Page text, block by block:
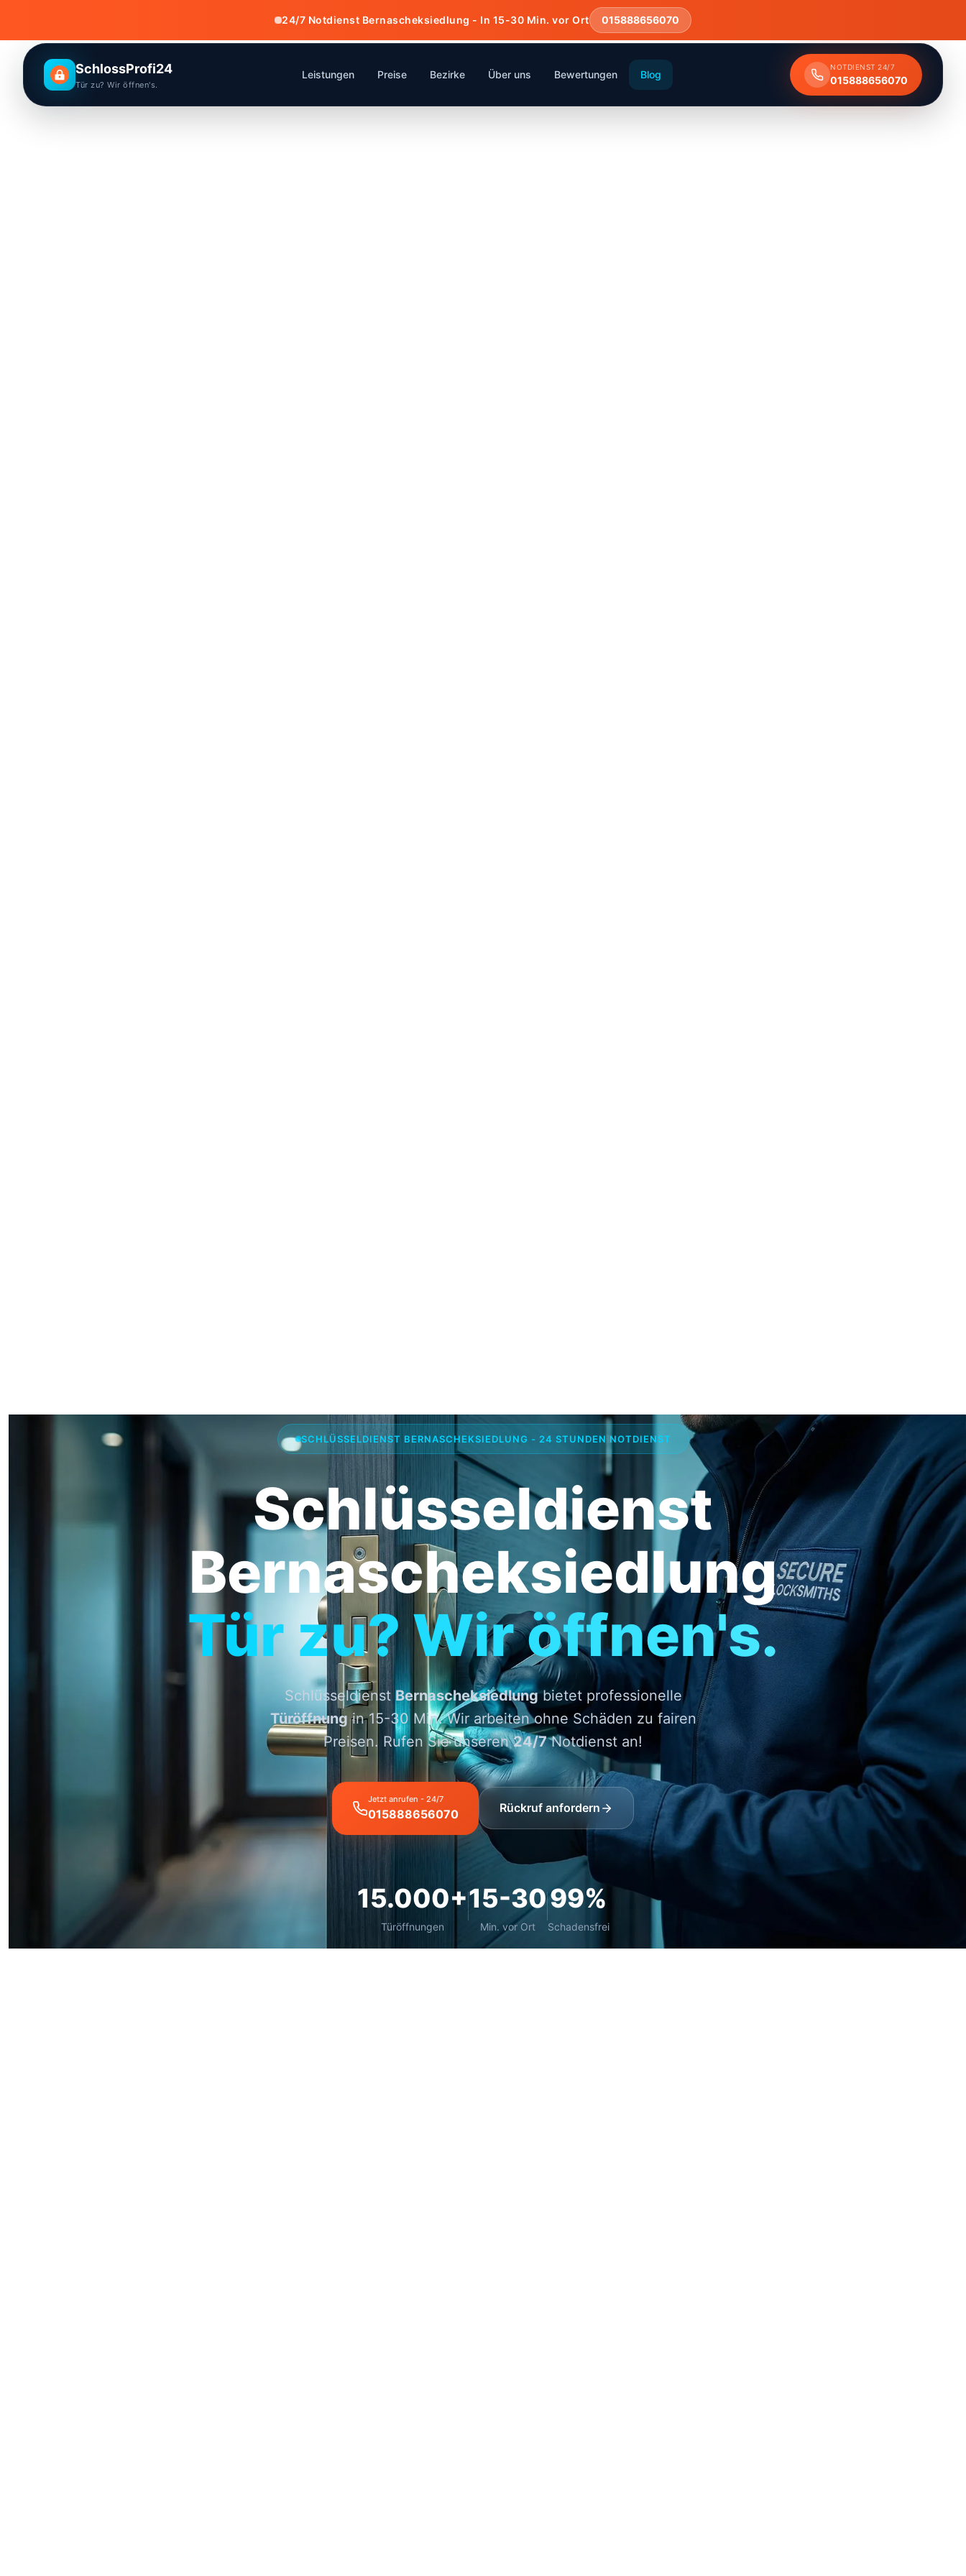
24/7 Notdienst Bernascheksiedlung - In 15-30 Min. vor Ort 015888656070
SchlossProfi24
Tür zu? Wir öffnen's.
Leistungen Preise Bezirke Über uns Bewertungen Blog
NOTDIENST 24/7
015888656070
SCHLÜSSELDIENST BERNASCHEKSIEDLUNG - 24 STUNDEN NOTDIENST
Schlüsseldienst
Bernascheksiedlung
Tür zu? Wir öffnen's.
Schlüsseldienst Bernascheksiedlungbietet professionelle
Türöffnungin 15-30 Min. Wir arbeiten ohne Schäden zu fairen
Preisen. Rufen Sie unseren24/7Notdienst an!
Jetzt anrufen - 24/7
015888656070 Rückruf anfordern
15.000+
Türöffnungen
15-30
Min. vor Ort
99%
Schadensfrei